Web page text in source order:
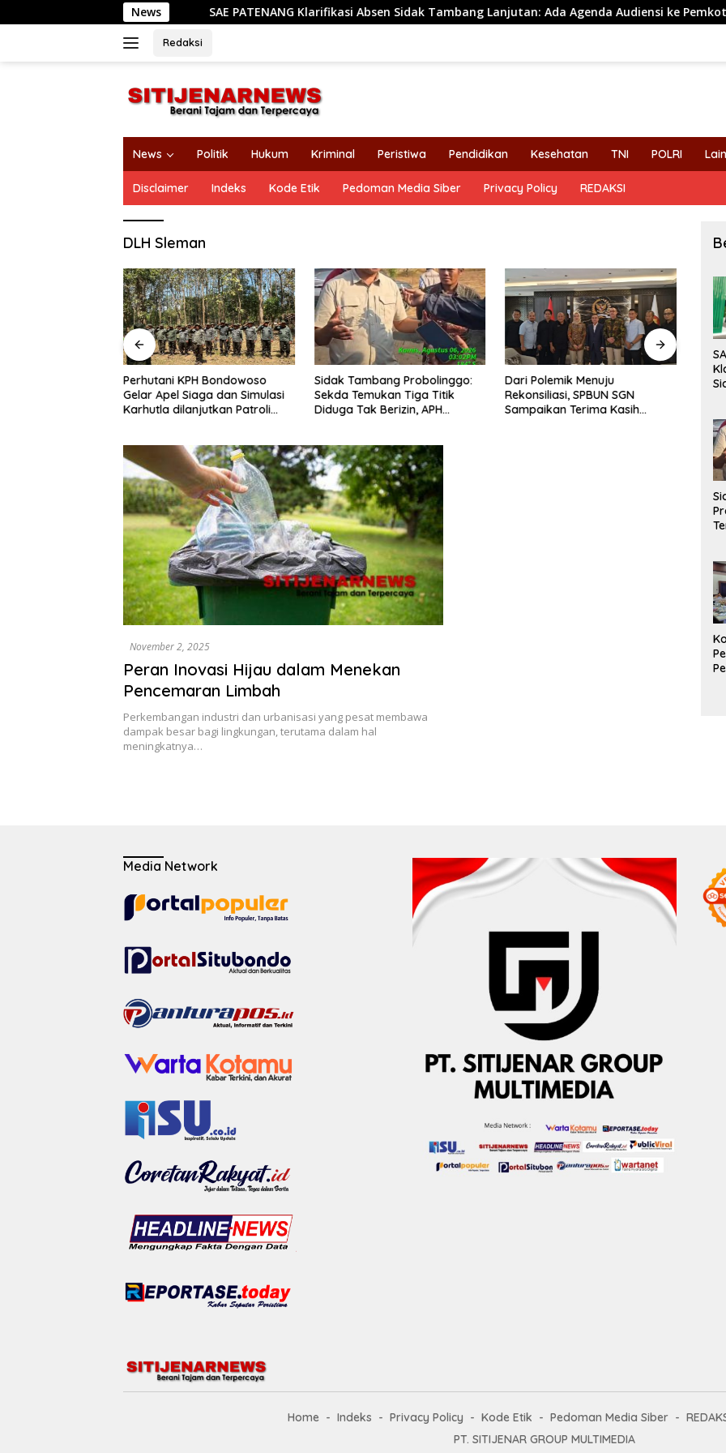
ke
News SAE PATENANG Klarifikasi Absen Sidak Tambang Lanjutan: Ada Agenda Audiensi ke Pemkot
Redaksi
News Politik Hukum Kriminal Peristiwa Pendidikan Kesehatan TNI POLRI
Disclaimer Indeks Kode Etik Pedoman Media Siber Privacy Policy REDAKSI
DLH Sleman
Perhutani KPH Bondowoso
Gelar Apel Siaga dan Simulasi
Karhutla dilanjutkan Patroli
Sidak Tambang Probolinggo:
Sekda Temukan Tiga Titik
Diduga Tak Berizin, APH
Dari Polemik Menuju
Rekonsiliasi, SPBUN SGN
Sampaikan Terima Kasih
November 2, 2025
Peran Inovasi Hijau dalam Menekan
Pencemaran Limbah
Perkembangan industri dan urbanisasi yang pesat membawa
dampak besar bagi lingkungan, terutama dalam hal
meningkatnya…
Media Network
Home Indeks Privacy Policy Kode Etik Pedoman Media Siber
PT. SITIJENAR GROUP MULTIMEDIA